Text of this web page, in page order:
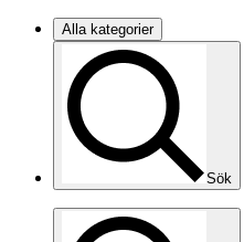
Alla kategorier
Sök